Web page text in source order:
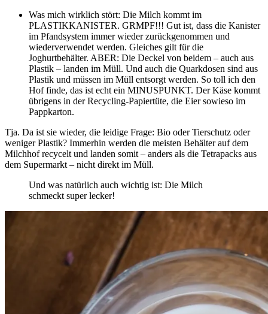
Was mich wirklich stört: Die Milch kommt im
PLASTIKKANISTER. GRMPF!!! Gut ist, dass die Kanister
im Pfandsystem immer wieder zurückgenommen und
wiederverwendet werden. Gleiches gilt für die
Joghurtbehälter. ABER: Die Deckel von beidem – auch aus
Plastik – landen im Müll. Und auch die Quarkdosen sind aus
Plastik und müssen im Müll entsorgt werden. So toll ich den
Hof finde, das ist echt ein MINUSPUNKT. Der Käse kommt
übrigens in der Recycling-Papiertüte, die Eier sowieso im
Pappkarton.
Tja. Da ist sie wieder, die leidige Frage: Bio oder Tierschutz oder
weniger Plastik? Immerhin werden die meisten Behälter auf dem
Milchhof recycelt und landen somit – anders als die Tetrapacks aus
dem Supermarkt – nicht direkt im Müll.
Und was natürlich auch wichtig ist: Die Milch
schmeckt super lecker!